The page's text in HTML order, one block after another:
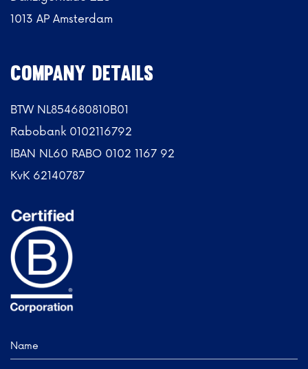
1013 AP Amsterdam
Company details
BTW NL854680810B01
Rabobank 0102116792
IBAN NL60 RABO 0102 1167 92
KvK 62140787